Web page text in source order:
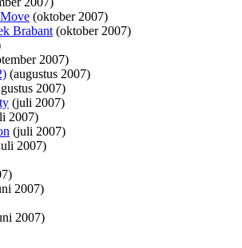
(oktober 2007)
Brabant(oktober 2007)
2007)
(augustus 2007)
2007)
(juli 2007)
2007)
(juli 2007)
2007)
2007)
2007)